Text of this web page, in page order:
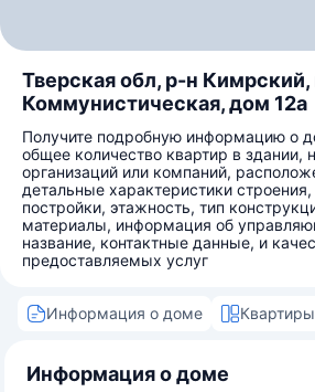
Тверская обл, р-н
Коммунистическая, дом 12а
Получите подробную информацию о
общее количество квартир в здании,
организаций или компаний,
детальные характеристики строения,
постройки, этажность, тип
материалы, информация об
название, контактные данные, и
предоставляемых услуг
Информация о доме
Информация о доме